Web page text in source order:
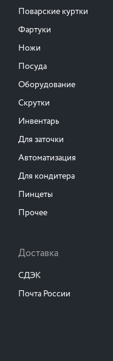
Поварские куртки
Фартуки
Ножи
Посуда
Оборудование
Скрутки
Инвентарь
Для заточки
Автоматизация
Для кондитера
Пинцеты
Прочее
Доставка
СДЭК
Почта России